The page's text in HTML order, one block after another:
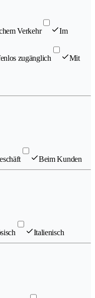
Verkehr Im
zugänglich Mit
Beim Kunden
Italienisch